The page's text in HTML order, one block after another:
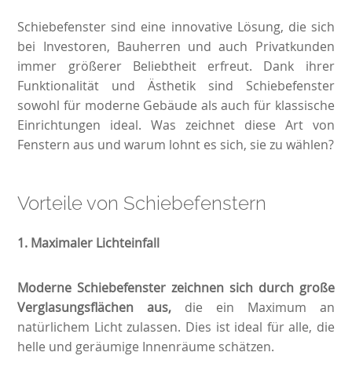
Schiebefenster sind eine innovative Lösung, die sich
bei Investoren, Bauherren und auch Privatkunden
immer größerer Beliebtheit erfreut. Dank ihrer
Funktionalität und Ästhetik sind Schiebefenster
sowohl für moderne Gebäude als auch für klassische
Einrichtungen ideal. Was zeichnet diese Art von
Fenstern aus und warum lohnt es sich, sie zu wählen?
Vorteile von Schiebefenstern
1. Maximaler Lichteinfall
Moderne Schiebefenster zeichnen sich durch große
Verglasungsflächen aus, die ein Maximum an
natürlichem Licht zulassen. Dies ist ideal für alle, die
helle und geräumige Innenräume schätzen.